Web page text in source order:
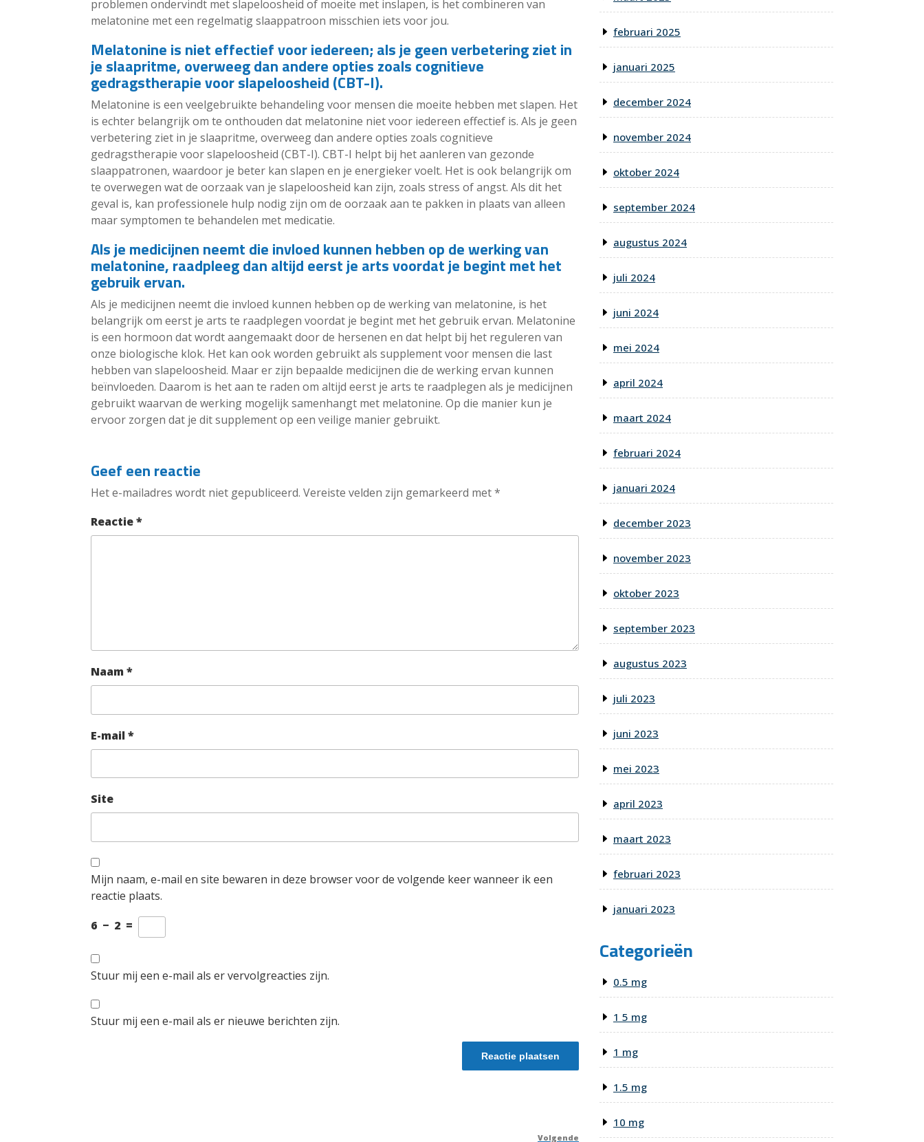
problemen ondervindt met slapeloosheid of moeite met inslapen, is het combineren van
melatonine met een regelmatig slaappatroon misschien iets voor jou.
Melatonine is niet effectief voor iedereen; als je geen verbetering ziet in
je slaapritme, overweeg dan andere opties zoals cognitieve
gedragstherapie voor slapeloosheid (CBT-I).
Melatonine is een veelgebruikte behandeling voor mensen die moeite hebben met slapen. Het
is echter belangrijk om te onthouden dat melatonine niet voor iedereen effectief is. Als je geen
verbetering ziet in je slaapritme, overweeg dan andere opties zoals cognitieve
gedragstherapie voor slapeloosheid (CBT-I). CBT-I helpt bij het aanleren van gezonde
slaappatronen, waardoor je beter kan slapen en je energieker voelt. Het is ook belangrijk om
te overwegen wat de oorzaak van je slapeloosheid kan zijn, zoals stress of angst. Als dit het
geval is, kan professionele hulp nodig zijn om de oorzaak aan te pakken in plaats van alleen
maar symptomen te behandelen met medicatie.
Als je medicijnen neemt die invloed kunnen hebben op de werking van
melatonine, raadpleeg dan altijd eerst je arts voordat je begint met het
gebruik ervan.
Als je medicijnen neemt die invloed kunnen hebben op de werking van melatonine, is het
belangrijk om eerst je arts te raadplegen voordat je begint met het gebruik ervan. Melatonine
is een hormoon dat wordt aangemaakt door de hersenen en dat helpt bij het reguleren van
onze biologische klok. Het kan ook worden gebruikt als supplement voor mensen die last
hebben van slapeloosheid. Maar er zijn bepaalde medicijnen die de werking ervan kunnen
beïnvloeden. Daarom is het aan te raden om altijd eerst je arts te raadplegen als je medicijnen
gebruikt waarvan de werking mogelijk samenhangt met melatonine. Op die manier kun je
ervoor zorgen dat je dit supplement op een veilige manier gebruikt.
Geef een reactie
Het e-mailadres wordt niet gepubliceerd. Vereiste velden zijn gemarkeerd met*
Reactie*
Naam *
E-mail *
Site
Mijn naam, e-mail en site bewaren in deze browser voor de volgende keer wanneer ik een
reactie plaats.
6 − 2 =
Stuur mij een e-mail als er vervolgreacties zijn.
Stuur mij een e-mail als er nieuwe berichten zijn.
Volgende
februari 2025
januari 2025
december 2024
november 2024
oktober 2024
september 2024
augustus 2024
juli 2024
juni 2024
mei 2024
april 2024
maart 2024
februari 2024
januari 2024
december 2023
november 2023
oktober 2023
september 2023
augustus 2023
juli 2023
juni 2023
mei 2023
april 2023
maart 2023
februari 2023
januari 2023
Categorieën
0.5 mg
1 5 mg
1 mg
1.5 mg
10 mg